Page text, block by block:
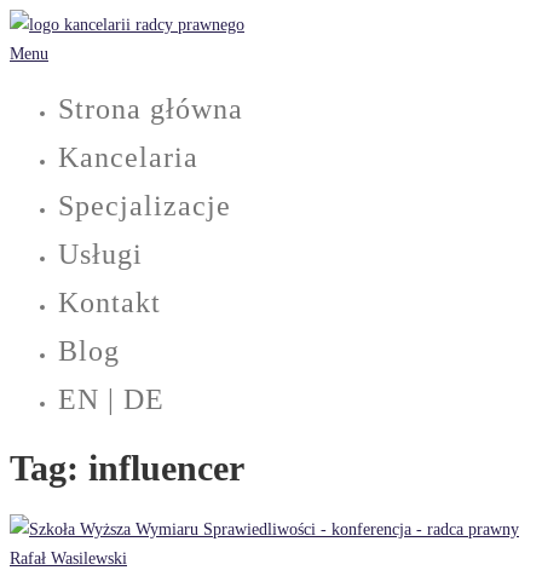
Przejdź
do
Menu
Strona główna
Kancelaria
Specjalizacje
Usługi
Kontakt
Blog
EN | DE
Tag: influencer